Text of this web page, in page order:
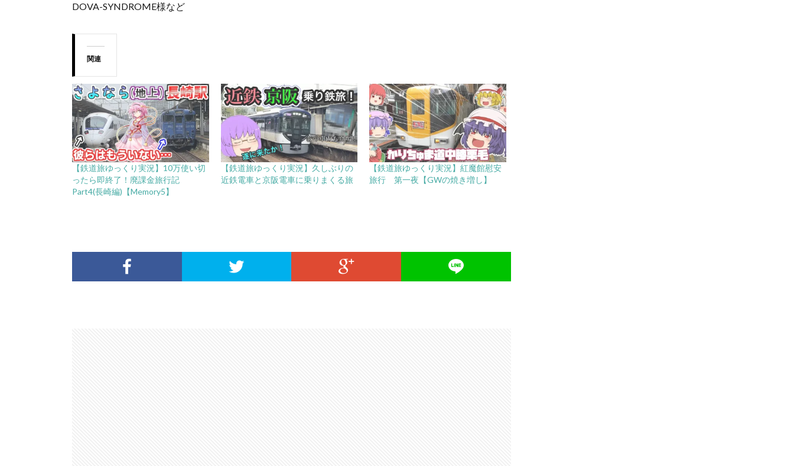
DOVA-SYNDROME様など
関連
【鉄道旅ゆっくり実況】10万使い切
ったら即終了！廃課金旅行記
Part4(長崎編)【Memory5】
【鉄道旅ゆっくり実況】久しぶりの
近鉄電車と京阪電車に乗りまくる旅
【鉄道旅ゆっくり実況】紅魔館慰安
旅行 第一夜【GWの焼き増し】